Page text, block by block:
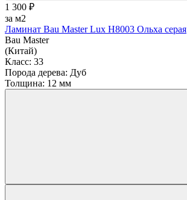
1 300 ₽
за м2
Ламинат Bau Master Lux Н8003 Ольха серая
Bau Master
(Китай)
Класс: 33
Порода дерева: Дуб
Толщина: 12 мм